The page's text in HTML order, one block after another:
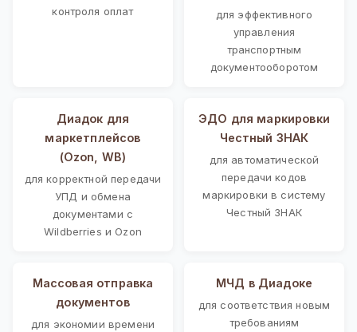
контроля оплат
для эффективного
управления
транспортным
документооборотом
Диадок для
маркетплейсов
(Ozon, WB)
для корректной передачи
УПД и обмена
документами с
Wildberries и Ozon
ЭДО для маркировки
Честный ЗНАК
для автоматической
передачи кодов
маркировки в систему
Честный ЗНАК
Массовая отправка
документов
для экономии времени
МЧД в Диадоке
для соответствия новым
требованиям